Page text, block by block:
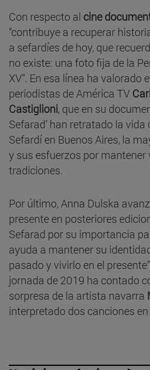
Con respecto al cine
“contribuye a recuperar
a sefardíes de hoy, que
no existe: una foto fija de la
XV”. En esa línea ha valorado
periodistas de América TV
Castiglioni, que en su
Sefarad’ han retratado la
Sefardí en Buenos Aires, la
y sus esfuerzos por
tradiciones.
Por último, Anna Dulska
presente en posteriores
Sefarad por su importancia
ayuda a mantener su
pasado y vivirlo en el
jornada de 2019 ha contado
sorpresa de la artista navarra
interpretado dos canciones